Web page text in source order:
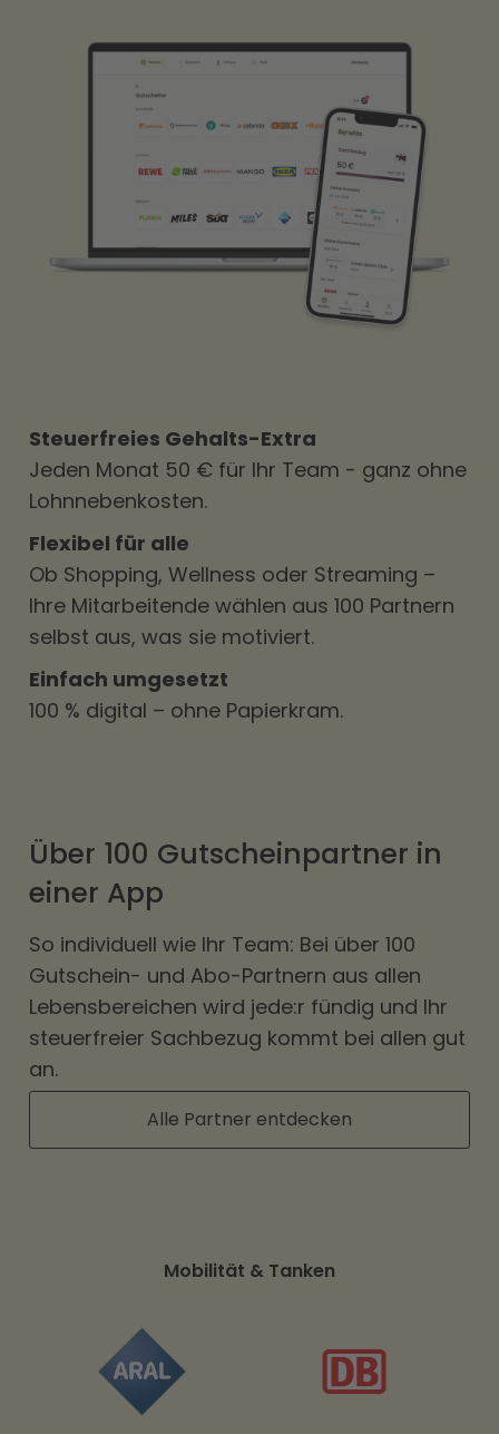
Steuerfreies Gehalts-Extra
Jeden Monat 50 € für Ihr Team - ganz ohne
Lohnnebenkosten.
Flexibel für alle
Ob Shopping, Wellness oder Streaming –
Ihre Mitarbeitende wählen aus 100 Partnern
selbst aus, was sie motiviert.
Einfach umgesetzt
100 % digital – ohne Papierkram.
Über 100 Gutscheinpartner in
einer App
So individuell wie Ihr Team: Bei über 100
Gutschein- und Abo-Partnern aus allen
Lebensbereichen wird jede:r fündig und Ihr
steuerfreier Sachbezug kommt bei allen gut
an.
Alle Partner entdecken
Streaming, Apps & Gaming